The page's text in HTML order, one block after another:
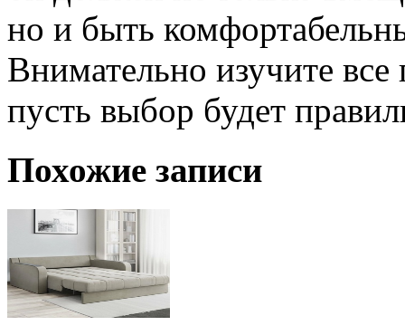
но и быть
Внимательно изучите все
пусть выбор будет
Похожие записи